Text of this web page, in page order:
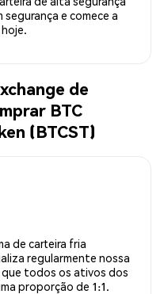
segurança e comece a
de
BTC
(BTCST)
de carteira fria
regularmente nossa
que todos os ativos dos
proporção de 1:1.